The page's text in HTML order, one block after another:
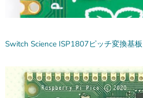
Switch Science ISP1807ピッチ変換基板